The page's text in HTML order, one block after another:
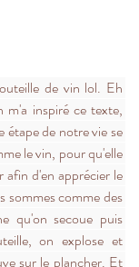
de vin lol. Eh
inspiré ce texte,
étape de notre vie se
le vin, pour qu'elle
afin d'en apprécier le
sommes comme des
qu'on secoue puis
on explose et
sur le plancher. Et